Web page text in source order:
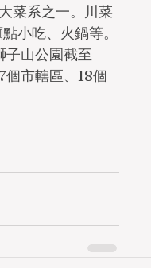
菜系之一。川菜
小吃、火鍋等。
子山公園截至
市轄區、18個